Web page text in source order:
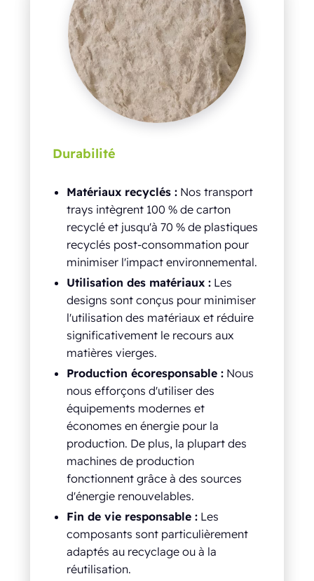
Durabilité
Matériaux recyclés :Nos transport
trays intègrent 100 % de carton
recyclé et jusqu'à 70 % de plastiques
recyclés post-consommation pour
minimiser l'impact environnemental.
Utilisation des matériaux :Les
designs sont conçus pour minimiser
l'utilisation des matériaux et réduire
significativement le recours aux
matières vierges.
Production écoresponsable :Nous
nous efforçons d'utiliser des
équipements modernes et
économes en énergie pour la
production. De plus, la plupart des
machines de production
fonctionnent grâce à des sources
d'énergie renouvelables.
Fin de vie responsable :Les
composants sont particulièrement
adaptés au recyclage ou à la
réutilisation.